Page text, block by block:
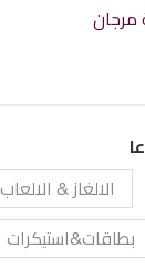
مرجان
الالغاز & الالعاب
بطاقات&استيكرات